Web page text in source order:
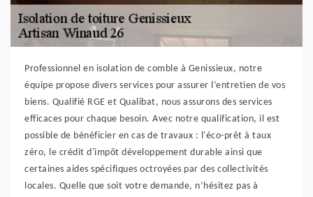
Professionnel en isolation de comble à Genissieux, notre
équipe propose divers services pour assurer l’entretien de vos
biens. Qualifié RGE et Qualibat, nous assurons des services
efficaces pour chaque besoin. Avec notre qualification, il est
possible de bénéficier en cas de travaux : l'éco-prêt à taux
zéro, le crédit d'impôt développement durable ainsi que
certaines aides spécifiques octroyées par des collectivités
locales. Quelle que soit votre demande, n’hésitez pas à